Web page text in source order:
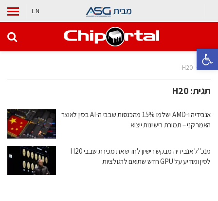
פתח סרגל נגישות
מבית EN
בית H20
תגית:H20
אנבידיה ו-AMD ישלמו 15% מהכנסות שבבי ה-AI בסין לאוצר
האמריקני – תמורת רישיונות ייצוא
מנכ"ל אנבידיה מבקש רישיון לחדש את מכירת שבבי H20
לסין ומודיע על GPU חדש שתואם לרגולציות